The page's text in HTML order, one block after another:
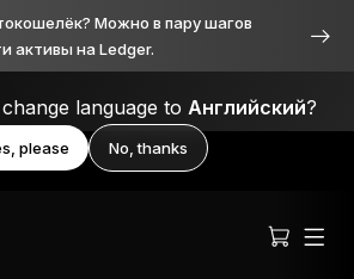
Можно в пару шагов
активы на Ledger.
language to Английский?
please No, thanks